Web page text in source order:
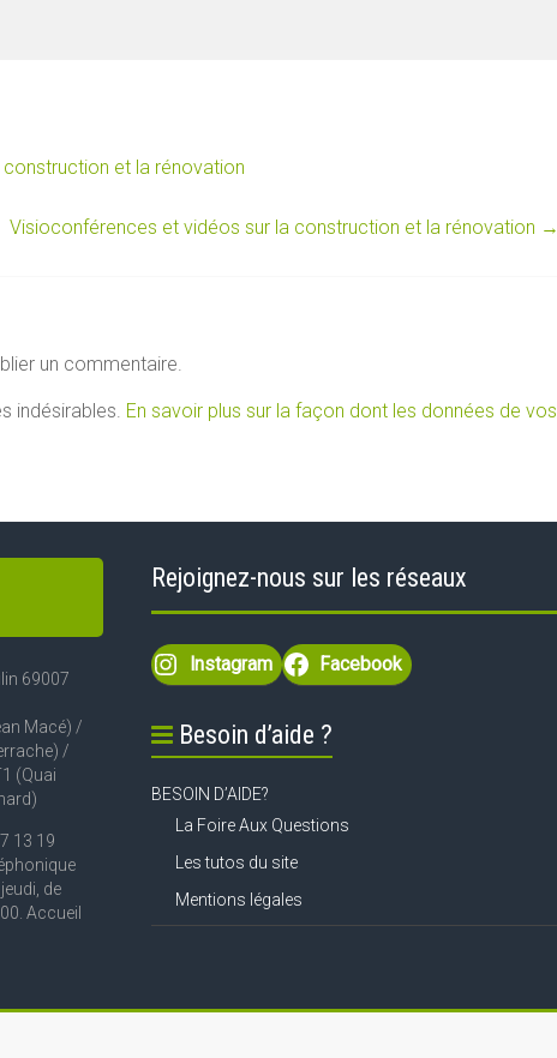
et la rénovation
Visioconférences et vidéos sur la construction et la rénovation →
un commentaire.
indésirables. En savoir plus sur la façon dont les données de vos
69007
Macé) /
/
(Quai
13 19
de
Accueil
Rejoignez-nous sur les réseaux
Instagram Facebook
Besoin d’aide ?
BESOIN D’AIDE?
La Foire Aux Questions
Les tutos du site
Mentions légales